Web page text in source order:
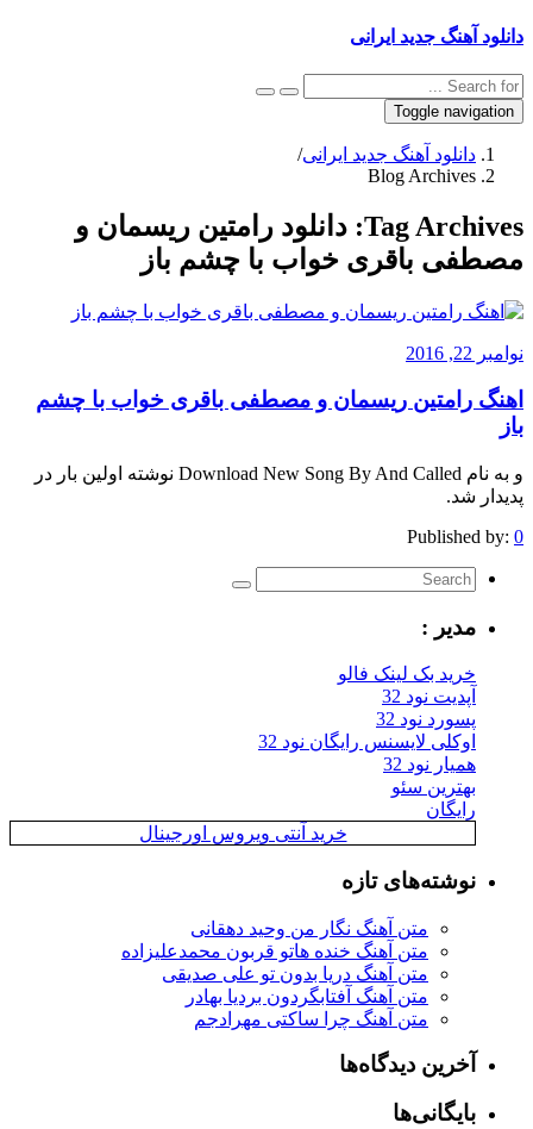
دانلود آهنگ جدید ایرانی
Toggle navigation
دانلود آهنگ جدید ایرانی/
Blog Archives
Tag Archives: دانلود رامتین ریسمان و
مصطفی باقری خواب با چشم باز
نوامبر 22, 2016
اهنگ رامتین ریسمان و مصطفی باقری خواب با چشم
باز
و به نام Download New Song By And Called نوشته اولین بار در
پدیدار شد.
Published by: 0
مدیر :
خرید بک لینک فالو
آپدیت نود 32
پسورد نود 32
اوکلی لایسنس رایگان نود 32
همیار نود 32
بهترین سئو
رایگان
خرید آنتی ویروس اورجینال
نوشته‌های تازه
متن آهنگ نگار من وحید دهقانی
متن آهنگ خنده هاتو قربون محمدعلیزاده
متن آهنگ دریا بدون تو علی صدیقی
متن آهنگ آفتابگردون بردیا بهادر
متن آهنگ چرا ساکتی مهرادجم
آخرین دیدگاه‌ها
بایگانی‌ها